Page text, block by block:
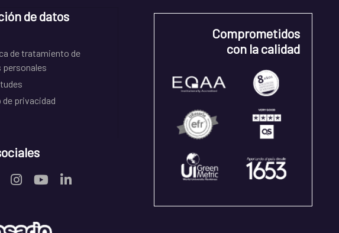
de datos
de tratamiento de
personales
de privacidad
Comprometidos
con la calidad